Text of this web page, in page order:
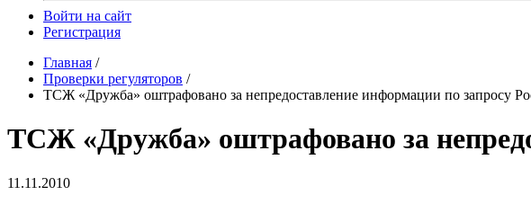
Войти на сайт
Регистрация
Главная /
Проверки регуляторов /
ТСЖ «Дружба» оштрафовано за непредоставление информации по запросу
ТСЖ «Дружба» оштрафовано за
11.11.2010